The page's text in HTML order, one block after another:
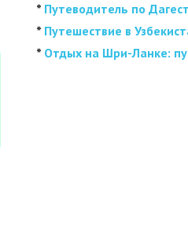
* Путеводитель по
* Путешествие в
* Отдых на Шри-Ланке: